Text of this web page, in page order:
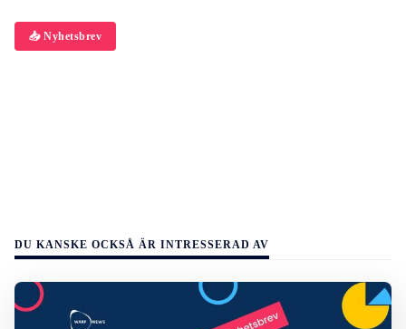
📥 Nyhetsbrev
DU KANSKE OCKSÅ ÄR INTRESSERAD AV